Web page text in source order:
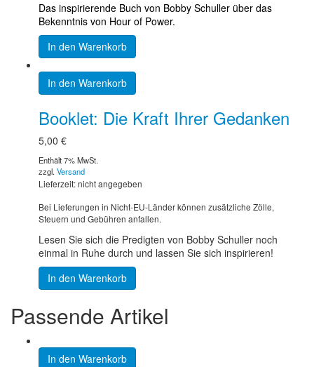
Das inspirierende Buch von Bobby Schuller über das
Bekenntnis von Hour of Power.
In den Warenkorb
In den Warenkorb
Booklet: Die Kraft Ihrer Gedanken
5,00 €
Enthält 7% MwSt.
zzgl.Versand
Lieferzeit: nicht angegeben
Bei Lieferungen in Nicht-EU-Länder können zusätzliche Zölle,
Steuern und Gebühren anfallen.
Lesen Sie sich die Predigten von Bobby Schuller noch
einmal in Ruhe durch und lassen Sie sich inspirieren!
In den Warenkorb
Passende Artikel
In den Warenkorb